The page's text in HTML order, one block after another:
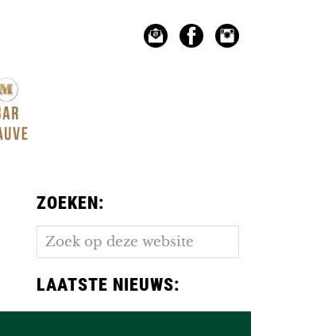
ZOEKEN:
Zoek
op
deze
website
LAATSTE NIEUWS: